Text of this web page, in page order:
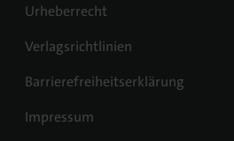
Urheberrecht
Verlagsrichtlinien
Barrierefreiheitserklärung
Impressum